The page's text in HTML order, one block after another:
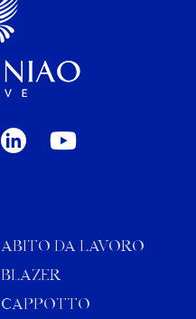
ABITO DA LAVORO
BLAZER
CAPPOTTO